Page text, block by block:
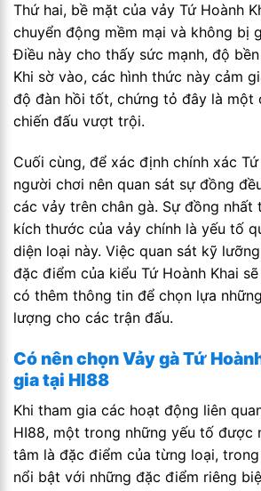
Thứ hai, bề mặt của vảy Tứ Hoành
chuyển động mềm mại và không bị
Điều này cho thấy sức mạnh, độ
Khi sờ vào, các hình thức này cảm
độ đàn hồi tốt, chứng tỏ đây là một
chiến đấu vượt trội.
Cuối cùng, để xác định chính xác Tứ
người chơi nên quan sát sự đồng
các vảy trên chân gà. Sự đồng nhất
kích thước của vảy chính là yếu tố
diện loại này. Việc quan sát kỹ
đặc điểm của kiểu Tứ Hoành Khai
có thêm thông tin để chọn lựa
lượng cho các trận đấu.
Có nên chọn Vảy gà Tứ
gia tại HI88
Khi tham gia các hoạt động liên
HI88, một trong những yếu tố được
tâm là đặc điểm của từng loại,
nổi bật với những đặc điểm riêng